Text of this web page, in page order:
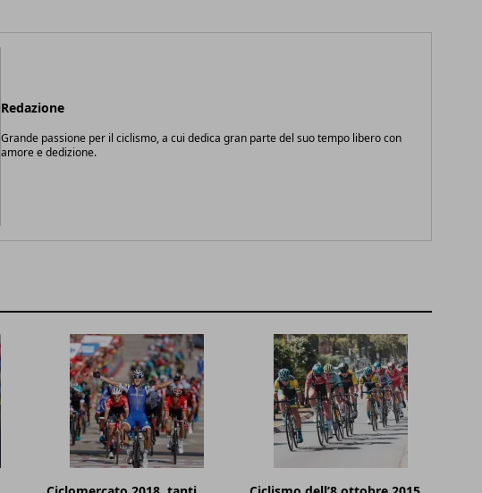
Redazione
Grande passione per il ciclismo, a cui dedica gran parte del suo tempo libero con
amore e dedizione.